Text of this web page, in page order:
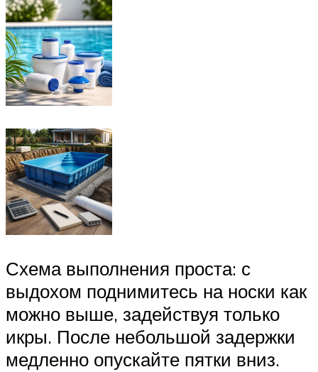
Схема выполнения проста: с
выдохом поднимитесь на носки как
можно выше, задействуя только
икры. После небольшой задержки
медленно опускайте пятки вниз.